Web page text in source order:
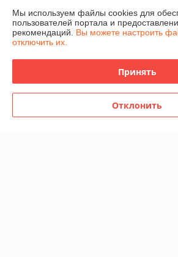
Контакты
Доставка и оплата
Полная версия сайта
Мы используем файлы cookies для
пользователей портала и
рекомендаций. Вы можете настроить
отключить их.
Принять
Отклонить